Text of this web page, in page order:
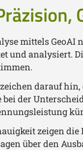
mittels
und analysiert.
darauf
der
zeigen
über den